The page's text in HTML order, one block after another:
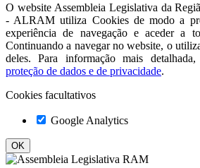
O website Assembleia Legislativa da
- ALRAM utiliza Cookies de modo a
experiência de navegação e aceder a
Continuando a navegar no website, o
deles. Para informação mais
proteção de dados e de privacidade.
Cookies facultativos
Google Analytics